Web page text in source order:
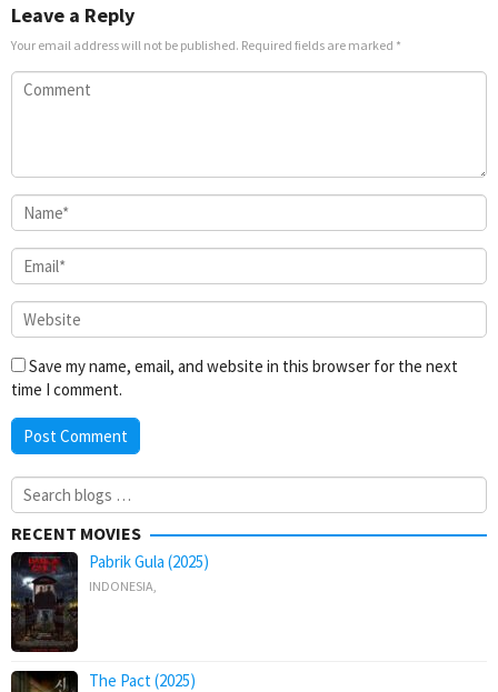
Leave a Reply
Your email address will not be published. Required fields are marked *
Save my name, email, and website in this browser for the next
time I comment.
Search
for:
RECENT MOVIES
Pabrik Gula (2025)
INDONESIA
The Pact (2025)